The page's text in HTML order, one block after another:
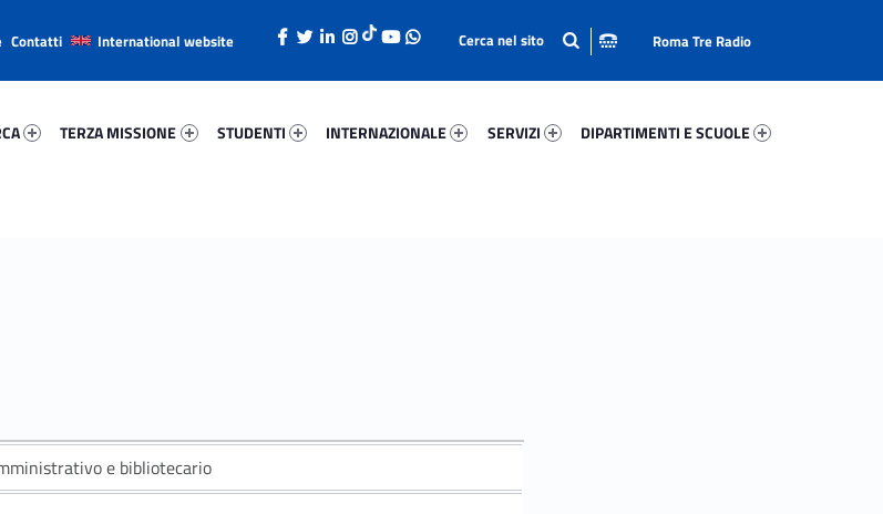
TERZA MISSIONE
STUDENTI
INTERNAZIONALE
SERVIZI
DIPARTIMENTI E SCUOLE
Contatti International website Roma Tre Radio
e bibliotecario